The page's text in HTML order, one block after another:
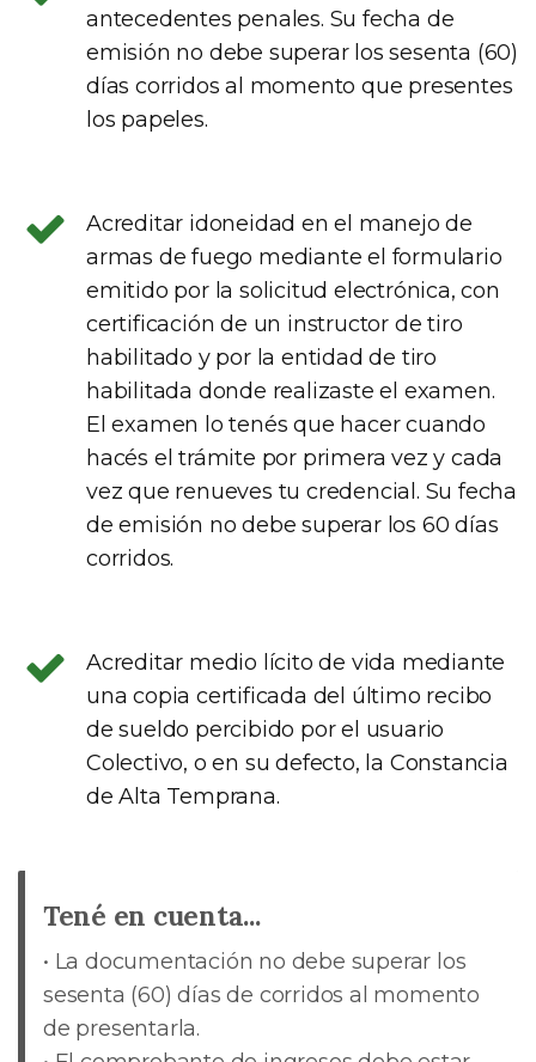
antecedentes penales. Su fecha de
emisión no debe superar los sesenta (60)
días corridos al momento que presentes
los papeles.
Acreditar idoneidad en el manejo de
armas de fuego mediante el formulario
emitido por la solicitud electrónica, con
certificación de un instructor de tiro
habilitado y por la entidad de tiro
habilitada donde realizaste el examen.
El examen lo tenés que hacer cuando
hacés el trámite por primera vez y cada
vez que renueves tu credencial. Su fecha
de emisión no debe superar los 60 días
corridos.
Acreditar medio lícito de vida mediante
una copia certificada del último recibo
de sueldo percibido por el usuario
Colectivo, o en su defecto, la Constancia
de Alta Temprana.
Tené en cuenta...
• La documentación no debe superar los
sesenta (60) días de corridos al momento
de presentarla.